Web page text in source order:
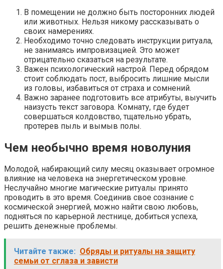
В помещении не должно быть посторонних людей
или животных. Нельзя никому рассказывать о
своих намерениях.
Необходимо точно следовать инструкции ритуала,
не занимаясь импровизацией. Это может
отрицательно сказаться на результате.
Важен психологический настрой. Перед обрядом
стоит соблюдать пост, выбросить лишние мысли
из головы, избавиться от страха и сомнений.
Важно заранее подготовить все атрибуты, выучить
наизусть текст заговора. Комнату, где будет
совершаться колдовство, тщательно убрать,
протерев пыль и вымыв полы.
Чем необычно время новолуния
Молодой, набирающий силу месяц оказывает огромное
влияние на человека на энергетическом уровне.
Неслучайно многие магические ритуалы принято
проводить в это время. Соединив свое сознание с
космической энергией, можно найти свою любовь,
подняться по карьерной лестнице, добиться успеха,
решить денежные проблемы.
Читайте также: Обряды и ритуалы на защиту
семьи от сглаза и зависти